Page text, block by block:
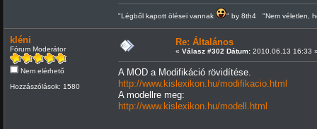
"Légből kapott ölései vannak " by 8th4 "Nem véletlen,
kléni
Fórum Moderátor
Nem elérhető
Hozzászólások: 1580
Re: Általános
« Válasz #302 Dátum:2010.06.13 16:33
A MOD a Modifikáció rövidítése.
http://www.kislexikon.hu/modifikacio.html
A modellre meg:
http://www.kislexikon.hu/modell.html